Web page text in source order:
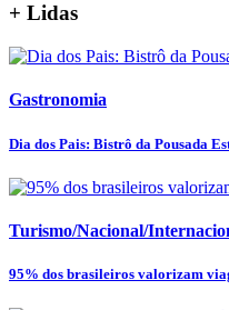
+ Lidas
Gastronomia
Dia dos Pais: Bistrô da Pousada
Turismo/Nacional/
95% dos brasileiros valorizam